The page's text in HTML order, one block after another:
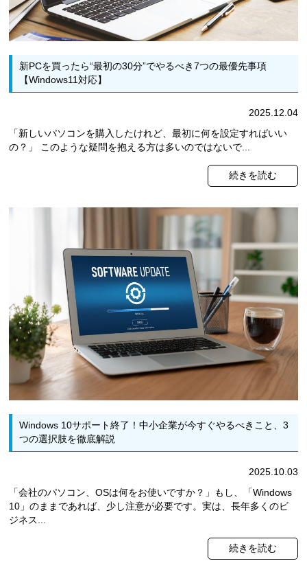
新PCを買ったら“最初の30分”でやるべき7つの最優先事項
【Windows11対応】
2025.12.04
「新しいパソコンを購入したけれど、最初に何を設定すればいい
の？」 このような疑問を抱える方は多いのではないで...
続きを読む
Windows 10サポート終了！中小企業が今すぐやるべきこと、3
つの選択肢を徹底解説
2025.10.03
「会社のパソコン、OSは何をお使いですか？」もし、「Windows
10」のままであれば、少し注意が必要です。実は、長年多くのビ
ジネス...
続きを読む